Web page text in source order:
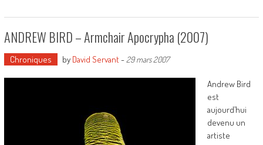
ANDREW BIRD – Armchair Apocrypha (2007)
Chroniques by David Servant- 29 mars 2007
Andrew Bird
est
aujourd’hui
devenu un
artiste